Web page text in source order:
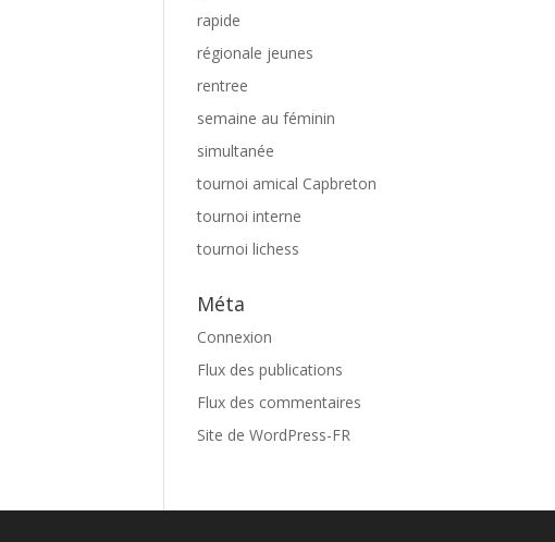
rapide
régionale jeunes
rentree
semaine au féminin
simultanée
tournoi amical Capbreton
tournoi interne
tournoi lichess
Méta
Connexion
Flux des publications
Flux des commentaires
Site de WordPress-FR